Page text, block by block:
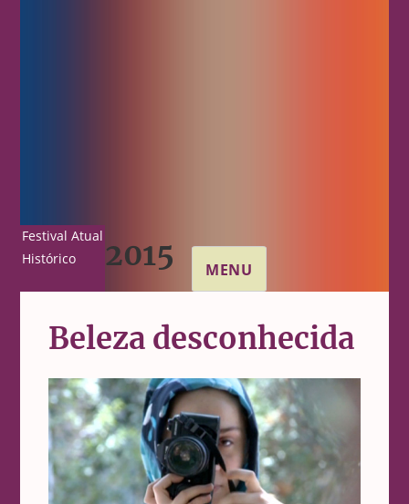
Festival Atual
Histórico
2015 MENU
Beleza desconhecida